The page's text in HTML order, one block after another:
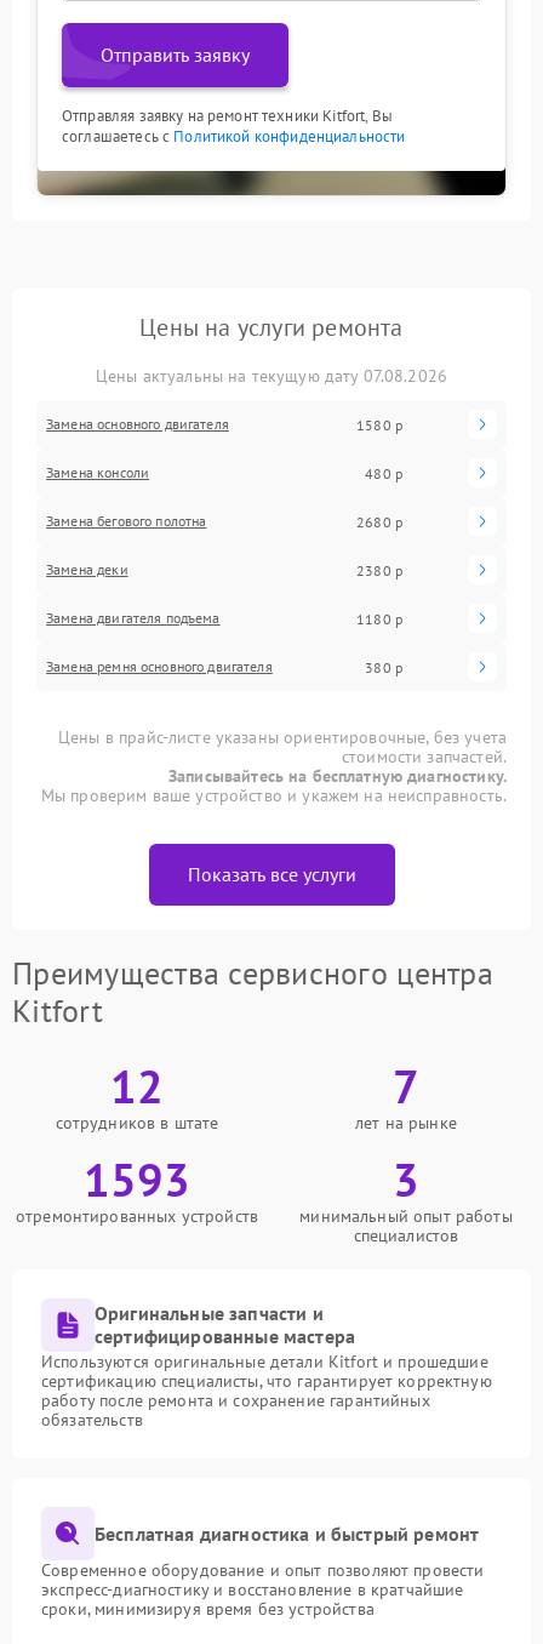
Отправить заявку
Отправляя заявку на ремонт техники Kitfort, Вы
соглашаетесь с Политикой конфиденциальности
Цены на услуги ремонта
Цены актуальны на текущую дату 07.08.2026
Замена основного двигателя 1580 р
Замена консоли 480 р
Замена бегового полотна 2680 р
Замена деки 2380 р
Замена двигателя подъема 1180 р
Замена ремня основного двигателя 380 р
Цены в прайс-листе указаны ориентировочные, без учета
стоимости запчастей.
Записывайтесь на бесплатную диагностику.
Мы проверим ваше устройство и укажем на неисправность.
Показать все услуги
Преимущества сервисного центра
Kitfort
12
сотрудников в штате
7
лет на рынке
1593
отремонтированных устройств
3
минимальный опыт работы
специалистов
Оригинальные запчасти и
сертифицированные мастера
Используются оригинальные детали Kitfort и прошедшие
сертификацию специалисты, что гарантирует корректную
работу после ремонта и сохранение гарантийных
обязательств
Бесплатная диагностика и быстрый ремонт
Современное оборудование и опыт позволяют провести
экспресс-диагностику и восстановление в кратчайшие
сроки, минимизируя время без устройства